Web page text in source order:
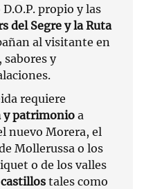
propio y las
del Segre y la Ruta
al visitante en
sabores y
requiere
y patrimonio a
nuevo Morera, el
Mollerussa o los
o de los valles
castillos tales como